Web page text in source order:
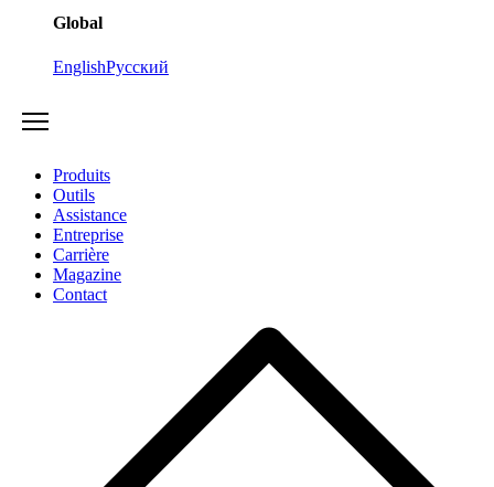
Global
EnglishРусский
Produits
Outils
Assistance
Entreprise
Carrière
Magazine
Contact